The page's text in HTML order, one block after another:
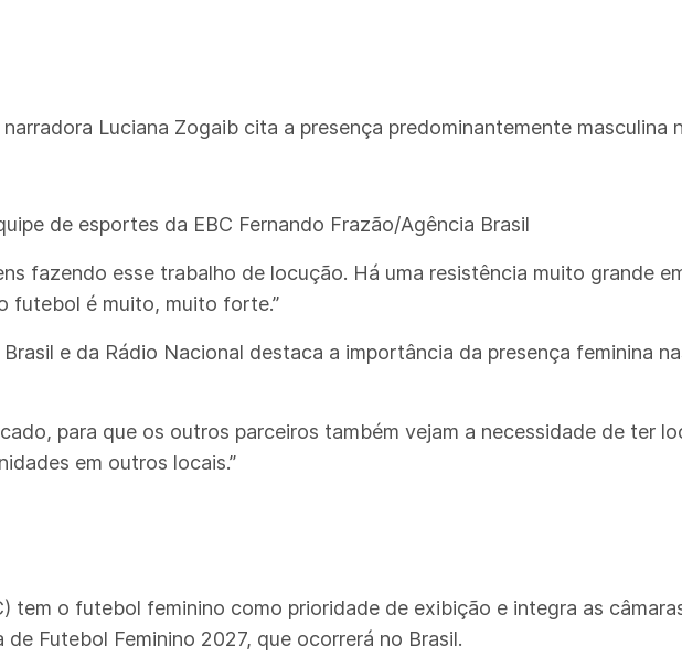
Luciana Zogaib cita a presença predominantemente masculina
de esportes da EBC Fernando Frazão/Agência Brasil
fazendo esse trabalho de locução. Há uma resistência muito grande
futebol é muito, muito forte.”
e da Rádio Nacional destaca a importância da presença feminina
para que os outros parceiros também vejam a necessidade de ter
em outros locais.”
tem o futebol feminino como prioridade de exibição e integra as
Futebol Feminino 2027, que ocorrerá no Brasil.